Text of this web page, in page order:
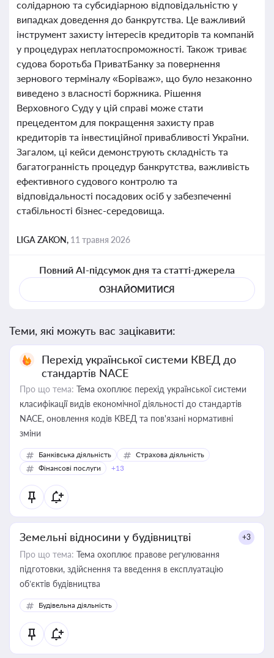
солідарною та субсидіарною відповідальністю у
випадках доведення до банкрутства. Це важливий
інструмент захисту інтересів кредиторів та компаній
у процедурах неплатоспроможності. Також триває
судова боротьба ПриватБанку за повернення
зернового терміналу «Боріваж», що було незаконно
виведено з власності боржника. Рішення
Верховного Суду у цій справі може стати
прецедентом для покращення захисту прав
кредиторів та інвестиційної привабливості України.
Загалом, ці кейси демонструють складність та
багатогранність процедур банкрутства, важливість
ефективного судового контролю та
відповідальності посадових осіб у забезпеченні
стабільності бізнес-середовища.
LIGA ZAKON, 11 травня 2026
Повний AI-підсумок дня та статті-джерела
ОЗНАЙОМИТИСЯ
Теми, які можуть вас зацікавити:
Перехід української системи КВЕД до
стандартів NACE
Про що тема: Тема охоплює перехід української системи
класифікації видів економічної діяльності до стандартів
NACE, оновлення кодів КВЕД та пов'язані нормативні
зміни
Банківська діяльність
Страхова діяльність
Фінансові послуги
+13
Земельні відносини у будівництві +3
Про що тема: Тема охоплює правове регулювання
підготовки, здійснення та введення в експлуатацію
об’єктів будівництва
Будівельна діяльність